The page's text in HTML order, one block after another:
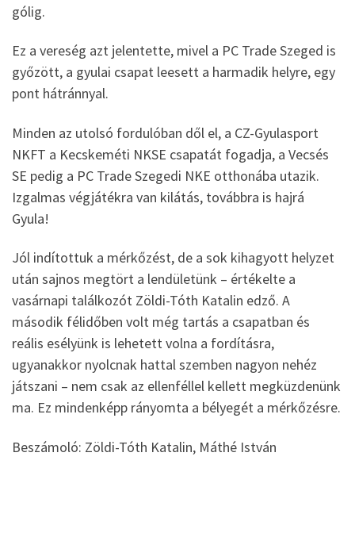
gólig.
Ez a vereség azt jelentette, mivel a PC Trade Szeged is
győzött, a gyulai csapat leesett a harmadik helyre, egy
pont hátránnyal.
Minden az utolsó fordulóban dől el, a CZ-Gyulasport
NKFT a Kecskeméti NKSE csapatát fogadja, a Vecsés
SE pedig a PC Trade Szegedi NKE otthonába utazik.
Izgalmas végjátékra van kilátás, továbbra is hajrá
Gyula!
Jól indítottuk a mérkőzést, de a sok kihagyott helyzet
után sajnos megtört a lendületünk – értékelte a
vasárnapi találkozót Zöldi-Tóth Katalin edző. A
második félidőben volt még tartás a csapatban és
reális esélyünk is lehetett volna a fordításra,
ugyanakkor nyolcnak hattal szemben nagyon nehéz
játszani – nem csak az ellenféllel kellett megküzdenünk
ma. Ez mindenképp rányomta a bélyegét a mérkőzésre.
Beszámoló: Zöldi-Tóth Katalin, Máthé István